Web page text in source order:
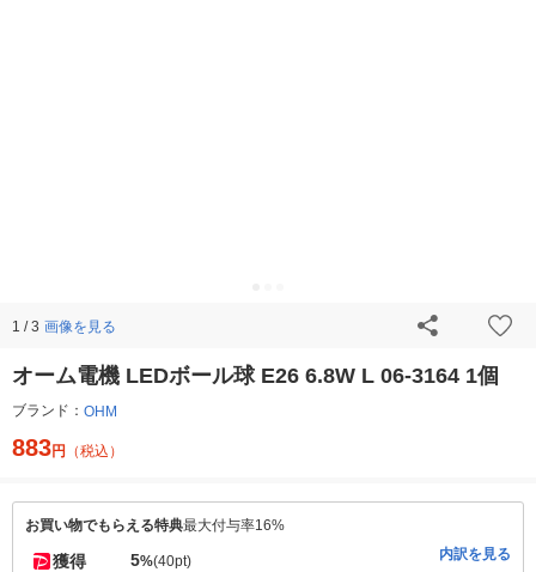
1 / 3 画像を見る
オーム電機 LEDボール球 E26 6.8W L 06-3164 1個
ブランド： OHM
883円 （税込）
お買い物でもらえる特典最大付与率16%
獲得 5%(40pt) 内訳を見る